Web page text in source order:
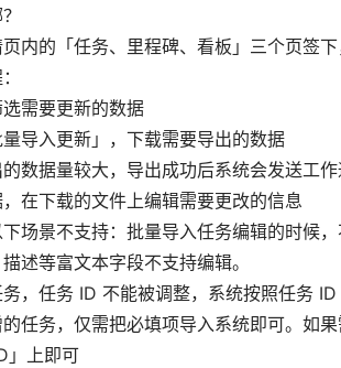
内的「任务、里程碑、看板」三个页签下
需要更新的数据
量导入更新」，下载需要导出的数据
数据量较大，导出成功后系统会发送工
在下载的文件上编辑需要更改的信息
场景不支持： 批量导入任务编辑的时候
述等富文本字段不支持编辑。
，任务 ID 不能被调整，系统按照任务
任务，仅需把必填项导入系统即可。如
」上即可